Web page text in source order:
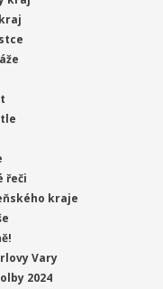
řeči
kraje
Vary
2024